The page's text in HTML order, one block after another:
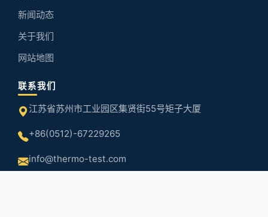
新闻动态
关于我们
网站地图
联系我们
江苏省苏州市工业园区集贤街55号矩子大厦
+86(0512)-67229265
info@thermo-test.com